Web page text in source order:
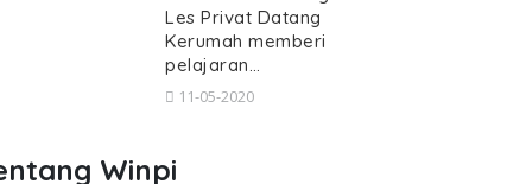
Calistung Sumur Batu, Guru
Les Privat Datang
Kerumah memberi
pelajaran…
11-05-2020
Winpi